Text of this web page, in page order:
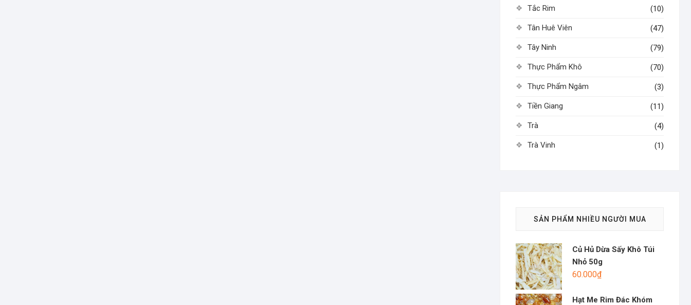
Tắc Rim (10)
Tân Huê Viên (47)
Tây Ninh (79)
Thực Phẩm Khô (70)
Thực Phẩm Ngâm (3)
Tiền Giang (11)
Trà (4)
Trà Vinh (1)
SẢN PHẨM NHIỀU NGƯỜI MUA
Củ Hủ Dừa Sấy Khô Túi
Nhỏ 50g
60.000₫
Hạt Me Rim Đác Khóm